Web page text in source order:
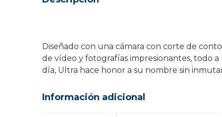
Diseñado con una cámara con corte de
de vídeo y fotografías impresionantes, todo a
día, Ultra hace honor a su nombre sin
Información adicional